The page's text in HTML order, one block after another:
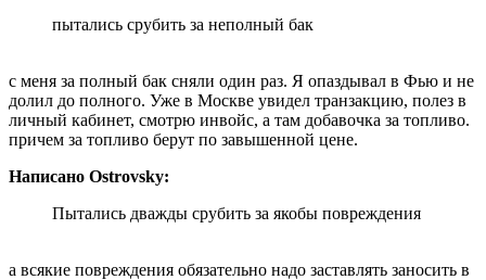
пытались срубить за неполный бак
с меня за полный бак сняли один раз. Я опаздывал в Фью и не
долил до полного. Уже в Москве увидел транзакцию, полез в
личный кабинет, смотрю инвойс, а там добавочка за топливо.
причем за топливо берут по завышенной цене.
Написано Ostrovsky:
Пытались дважды срубить за якобы повреждения
а всякие повреждения обязательно надо заставлять заносить в